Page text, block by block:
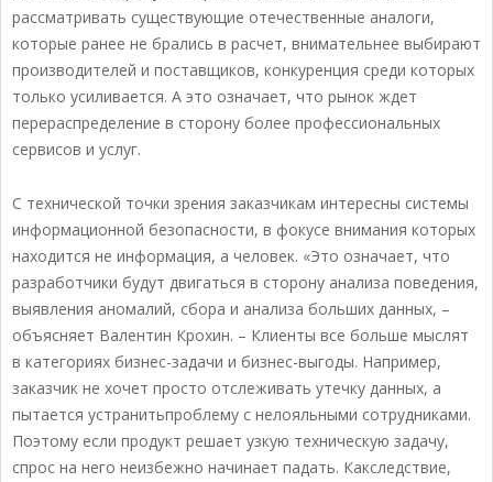
рассматривать существующие отечественные аналоги,
которые ранее не брались в расчет, внимательнее выбирают
производителей и поставщиков, конкуренция среди которых
только усиливается. А это означает, что рынок ждет
перераспределение в сторону более профессиональных
сервисов и услуг.
С технической точки зрения заказчикам интересны системы
информационной безопасности, в фокусе внимания которых
находится не информация, а человек. «Это означает, что
разработчики будут двигаться в сторону анализа поведения,
выявления аномалий, сбора и анализа больших данных, –
объясняет Валентин Крохин. – Клиенты все больше мыслят
в категориях бизнес-задачи и бизнес-выгоды. Например,
заказчик не хочет просто отслеживать утечку данных, а
пытается устранитьпроблему с нелояльными сотрудниками.
Поэтому если продукт решает узкую техническую задачу,
спрос на него неизбежно начинает падать. Какследствие,